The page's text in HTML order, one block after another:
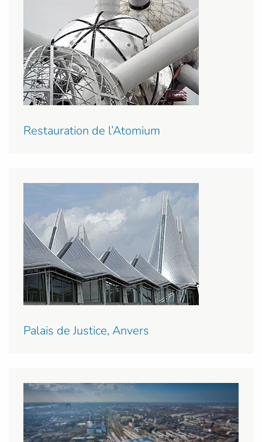
Restauration de l’Atomium
Palais de Justice, Anvers